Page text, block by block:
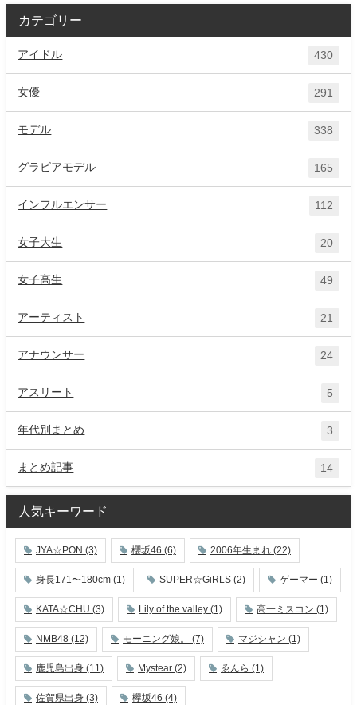
カテゴリー
アイドル 430
女優 291
モデル 338
グラビアモデル 165
インフルエンサー 112
女子大生 20
女子高生 49
アーティスト 21
アナウンサー 24
アスリート 5
年代別まとめ 3
まとめ記事 14
人気キーワード
JYA☆PON (3) 櫻坂46 (6) 2006年生まれ (22)
身長171〜180cm (1) SUPER☆GiRLS (2) ゲーマー (1)
KATA☆CHU (3) Lily of the valley (1) 高一ミスコン (1)
NMB48 (12) モーニング娘。 (7) マジシャン (1)
鹿児島出身 (11) Mystear (2) ゑんら (1)
佐賀県出身 (3) 欅坂46 (4)